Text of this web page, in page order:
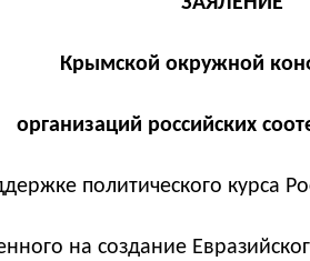
Крымской окружной
организаций российских
политического курса
на создание